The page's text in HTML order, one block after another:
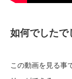
如何でしたで
この動画を見る事